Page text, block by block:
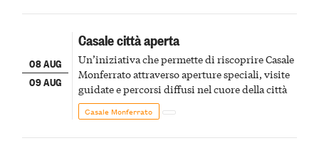
08 AUG
09 AUG
Casale città aperta
Un’iniziativa che permette di riscoprire Casale
Monferrato attraverso aperture speciali, visite
guidate e percorsi diffusi nel cuore della città
Casale Monferrato